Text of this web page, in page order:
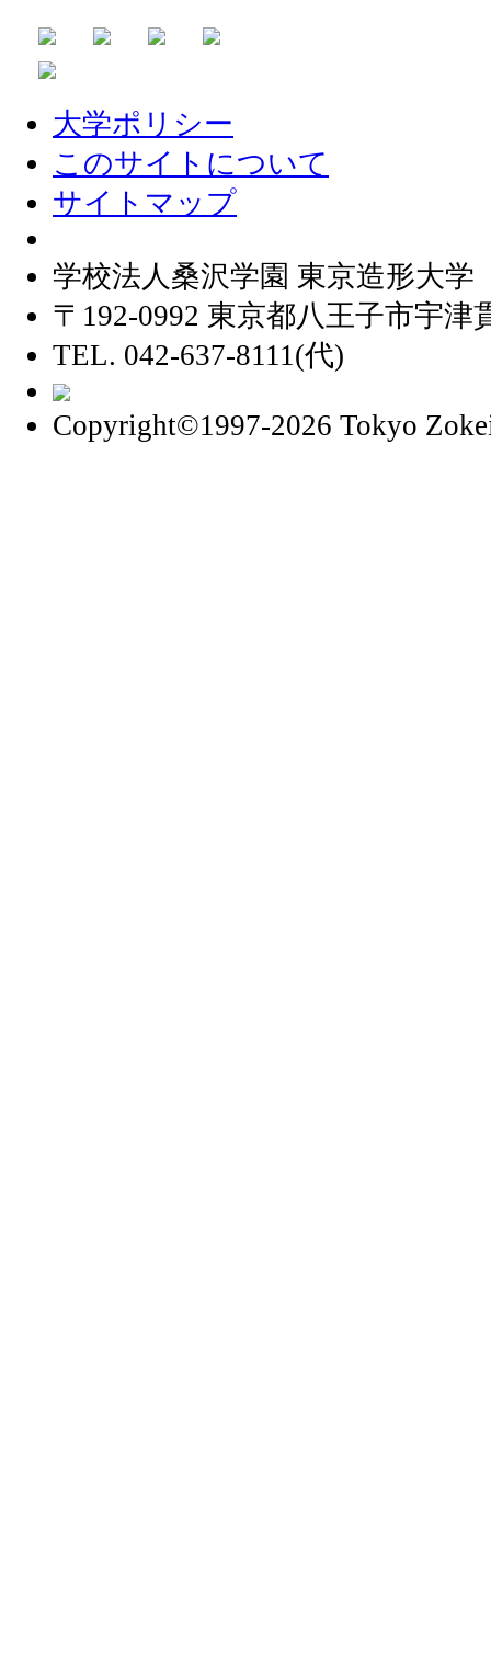
大学ポリシー
このサイトについて
サイトマップ
学校法人桑沢学園 東京造形大学
〒192-0992 東京都八王子市宇津
TEL. 042-637-8111(代)
Copyright©1997-2026 Tokyo